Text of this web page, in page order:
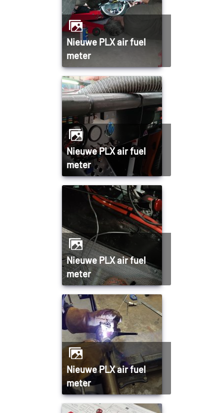
Nieuwe PLX air fuel
meter
Nieuwe PLX air fuel
meter
Nieuwe PLX air fuel
meter
Nieuwe PLX air fuel
meter